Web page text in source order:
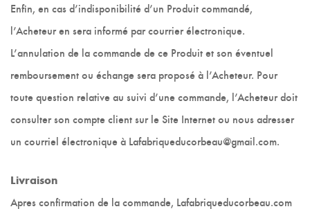
Enfin, en cas d’indisponibilité d’un Produit commandé,
l’Acheteur en sera informé par courrier électronique.
L’annulation de la commande de ce Produit et son éventuel
remboursement ou échange sera proposé à l’Acheteur. Pour
toute question relative au suivi d’une commande, l’Acheteur doit
consulter son compte client sur le Site Internet ou nous adresser
un courriel électronique à Lafabriqueducorbeau@gmail.com.
Livraison
Apres confirmation de la commande, Lafabriqueducorbeau.com